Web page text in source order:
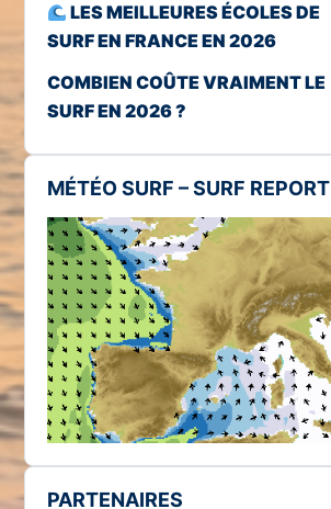
LES MEILLEURES ÉCOLES DE
SURF EN FRANCE EN 2026
COMBIEN COÛTE VRAIMENT LE
SURF EN 2026 ?
MÉTÉO SURF – SURF REPORT
PARTENAIRES